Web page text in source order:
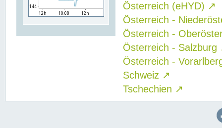
Österreich (eHYD) ↗
Österreich -
Österreich -
Österreich - Salzburg
Österreich -
Schweiz ↗
Tschechien ↗